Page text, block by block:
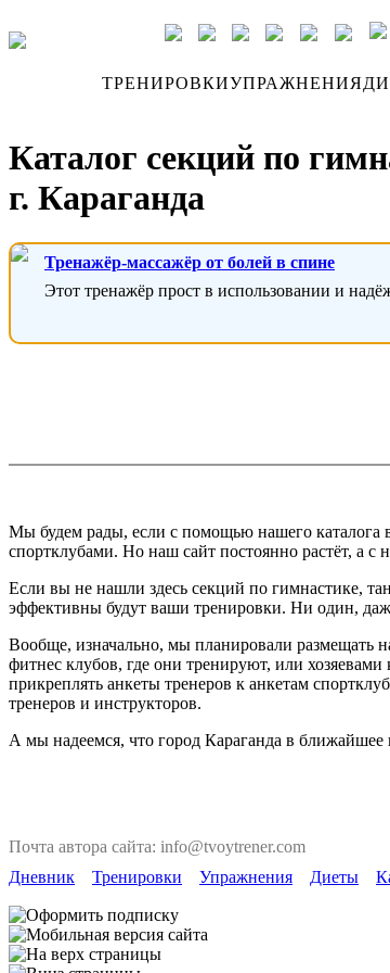
ТРЕНИРОВКИУПРАЖНЕНИЯ
Каталог секций по
г. Караганда
Тренажёр-массажёр от болей в спине
Этот тренажёр прост в использовании и
Мы будем рады, если с помощью нашего каталога
спортклубами. Но наш сайт постоянно растёт, а с
Если вы не нашли здесь секций по гимнастике,
эффективны будут ваши тренировки. Ни один,
Вообще, изначально, мы планировали размещать
фитнес клубов, где они тренируют, или
прикреплять анкеты тренеров к анкетам
тренеров и инструкторов.
А мы надеемся, что город Караганда в
Почта автора сайта: info@tvoytrener.com
Дневник
Тренировки Упражнения Диеты